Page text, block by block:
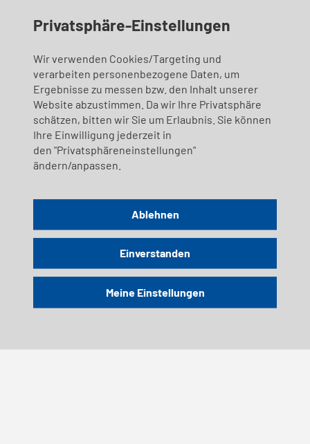
Privatsphäre-Einstellungen
Wir verwenden Cookies/Targeting und
verarbeiten personenbezogene Daten, um
Ergebnisse zu messen bzw. den Inhalt unserer
Website abzustimmen. Da wir Ihre Privatsphäre
schätzen, bitten wir Sie um Erlaubnis. Sie können
Ihre Einwilligung jederzeit in
den "Privatsphäreneinstellungen"
ändern/anpassen.
Ablehnen
Einverstanden
Meine Einstellungen